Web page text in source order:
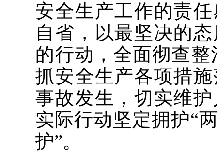
安全生产工作的责
自省，以最坚决的
的行动，全面彻查
抓安全生产各项措
事故发生，切实维
实际行动坚定拥护“
护”。